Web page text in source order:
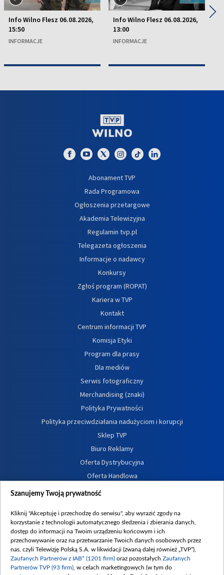
Info Wilno Flesz 06.08.2026,
15:50
INFORMACJE
Info Wilno Flesz 06.08.2026,
13:00
INFORMACJE
▶
Abonament TVP
Rada Programowa
Ogłoszenia przetargowe
Akademia Telewizyjna
Regulamin tvp.pl
Telegazeta ogłoszenia
Informacje o nadawcy
Konkursy
Zgłoś program (ROPAT)
Kariera w TVP
Kontakt
Centrum informacji TVP
Komisja Etyki
Program dla prasy
Dla mediów
Serwis fotograficzny
Merchandising (znaki)
Polityka Prywatności
Polityka przeciwdziałania nadużyciom i korupcji
Sklep TVP
Biuro Reklamy
Oferta Dystrybucyjna
Oferta Handlowa
Dostępność
Procedura zgłoszeń wewnętrznych
Szanujemy Twoją prywatność
Kliknij "Akceptuję i przechodzę do serwisu", aby wyrazić zgody na
korzystanie z technologii automatycznego śledzenia i zbierania danych,
dostęp do informacji na Twoim urządzeniu końcowym i ich
przechowywanie oraz na przetwarzanie Twoich danych osobowych przez
nas, czyli Telewizję Polską S.A. w likwidacji (zwaną dalej również „TVP”),
Zaufanych Partnerów z IAB* (1201 firm) oraz pozostałych Zaufanych
Partnerów TVP (93 firm) , w celach marketingowych (w tym do